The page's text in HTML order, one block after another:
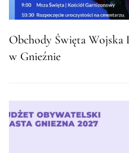
Obchody Święta Wojska
w Gnieźnie